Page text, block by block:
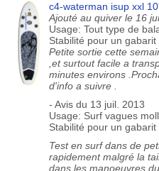
c4-waterman isup xxl
Ajouté au quiver le 16
Usage: Tout type de
Stabilité pour un
Petite sortie cette
,et surtout facile a
minutes environs
d'info a suivre .
- Avis du 13 juil. 2013
Usage: Surf vagues
Stabilité pour un
Test en surf dans de
rapidement malgré la
dans les manoeuvres